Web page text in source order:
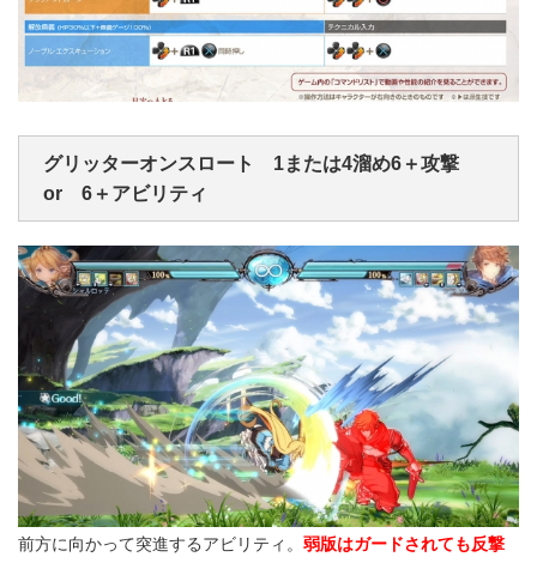
グリッターオンスロート 1または4溜め6＋攻撃
or 6＋アビリティ
前方に向かって突進するアビリティ。 弱版はガードされても反撃